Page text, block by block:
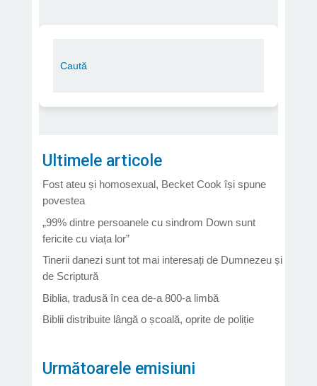
Ultimele articole
Fost ateu și homosexual, Becket Cook își spune
povestea
„99% dintre persoanele cu sindrom Down sunt
fericite cu viața lor”
Tinerii danezi sunt tot mai interesați de Dumnezeu și
de Scriptură
Biblia, tradusă în cea de-a 800-a limbă
Biblii distribuite lângă o școală, oprite de poliție
Următoarele emisiuni